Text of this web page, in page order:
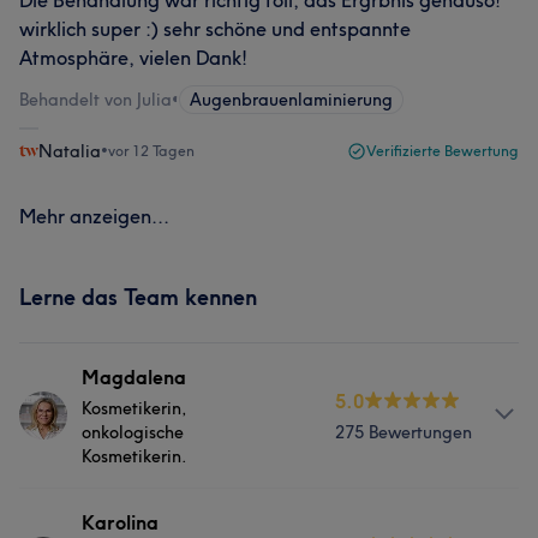
wirklich super :) sehr schöne und entspannte
Atmosphäre, vielen Dank!
Behandelt von Julia• Augenbrauenlaminierung
Natalia•vor 12 Tagen Verifizierte Bewertung
Mehr anzeigen...
Lerne das Team kennen
Magdalena
Kosmetikerin,
onkologische
Kosmetikerin.
5.0
275 Bewertungen
Karolina